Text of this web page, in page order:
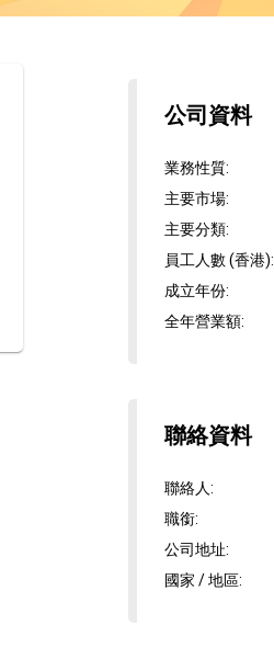
公司資料
業務性質:
主要市場:
主要分類:
員工人數 (香港):
成立年份:
全年營業額:
聯絡資料
聯絡人:
職銜:
公司地址:
國家 / 地區: